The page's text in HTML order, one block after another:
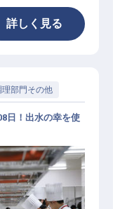
詳しく見る
理部門その他
日！出水の幸を使